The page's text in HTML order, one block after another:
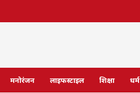
मनोरंजन लाइफस्टाइल शिक्षा धर्म